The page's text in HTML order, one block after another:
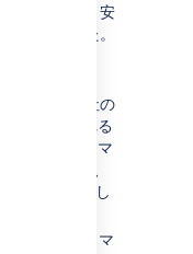
ォーマンス、安
されました。
- 弊社の
ムで実行される
クのパフォーマ
大 50 倍向上し
- マ